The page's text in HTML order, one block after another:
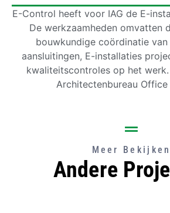
E-Control heeft voor IAG de E-
De werkzaamheden omvatten
bouwkundige coördinatie
aansluitingen, E-installaties
kwaliteitscontroles op het
Architectenbureau Office
Meer Bekijken
Andere